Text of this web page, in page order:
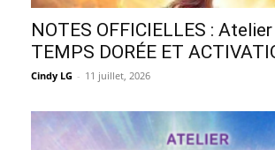
NOTES OFFICIELLES :
TEMPS DORÉE ET
Cindy LG - 11 juillet, 2026